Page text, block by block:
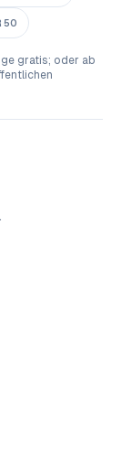
50
gratis; oder ab